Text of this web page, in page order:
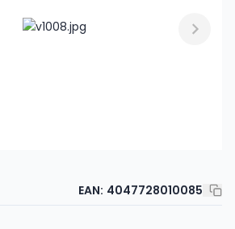
EAN: 4047728010085